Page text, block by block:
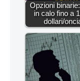
Opzioni
in calo fino a
dollari/